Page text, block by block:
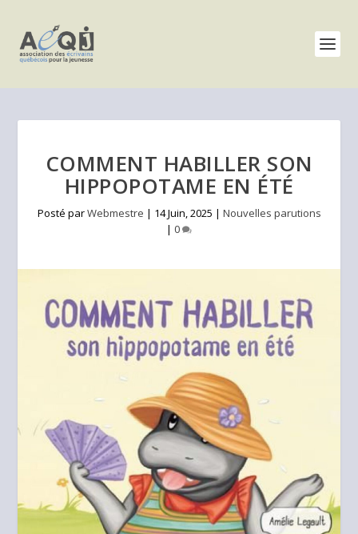
COMMENT HABILLER SON
HIPPOPOTAME EN ÉTÉ
Posté parWebmestre | 14 Juin, 2025 | Nouvelles parutions
| 0